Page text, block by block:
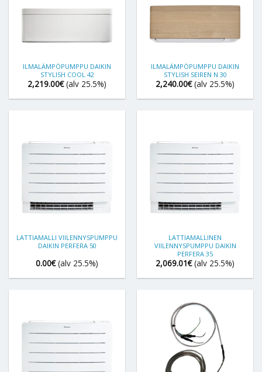
ILMALÄMPÖPUMPPU DAIKIN
STYLISH COOL 42
2,219.00€ (alv 25.5%)
ILMALÄMPÖPUMPPU DAIKIN
STYLISH SEIREN N 30
2,240.00€ (alv 25.5%)
LATTIAMALLI VIILENNYSPUMPPU
DAIKIN PERFERA 50
0.00€ (alv 25.5%)
LATTIAMALLINEN
VIILENNYSPUMPPU DAIKIN
PERFERA 35
2,069.01€ (alv 25.5%)